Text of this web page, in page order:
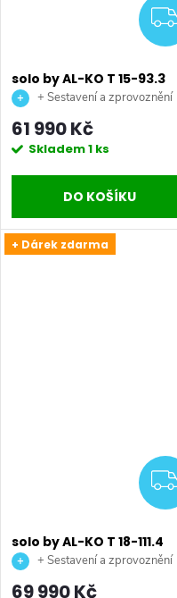
solo by AL-KO T 15-93.3
HDS-A Comfort
traktor
+ Sestavení a zprovoznění
stroje + doprava až na vaši
zahradu.
61 990 Kč
Skladem1 ks
DO KOŠÍKU
+ Dárek zdarma
solo by AL-KO T 18-111.4
HDS-A V2 Comfort
+ Sestavení a zprovoznění
stroje + doprava až na vaši
69 990 Kč